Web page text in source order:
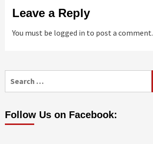
Leave a Reply
You must be logged in to post a comment.
Follow Us on Facebook: